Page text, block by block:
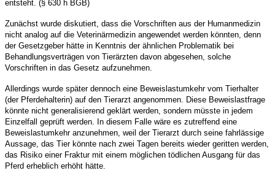
entsteht. (§ 630 h BGB)
Zunächst wurde diskutiert, dass die Vorschriften aus der Humanmedizin
nicht analog auf die Veterinärmedizin angewendet werden könnten, denn
der Gesetzgeber hätte in Kenntnis der ähnlichen Problematik bei
Behandlungsverträgen von Tierärzten davon abgesehen, solche
Vorschriften in das Gesetz aufzunehmen.
Allerdings wurde später dennoch eine Beweislastumkehr vom Tierhalter
(der Pferdehalterin) auf den Tierarzt angenommen. Diese Beweislastfrage
könnte nicht generalisierend geklärt werden, sondern müsste in jedem
Einzelfall geprüft werden. In diesem Falle wäre es zutreffend eine
Beweislastumkehr anzunehmen, weil der Tierarzt durch seine fahrlässige
Aussage, das Tier könnte nach zwei Tagen bereits wieder geritten werden,
das Risiko einer Fraktur mit einem möglichen tödlichen Ausgang für das
Pferd erheblich erhöht hätte.